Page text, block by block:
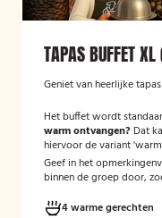
TAPAS BUFFET
Geniet van heerlijke
Het buffet wordt
warm ontvangen? Dat
hiervoor de variant
Geef in het
binnen de groep door,
4 warme gerechten